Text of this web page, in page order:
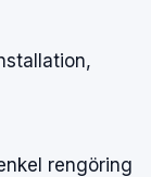
rengöring